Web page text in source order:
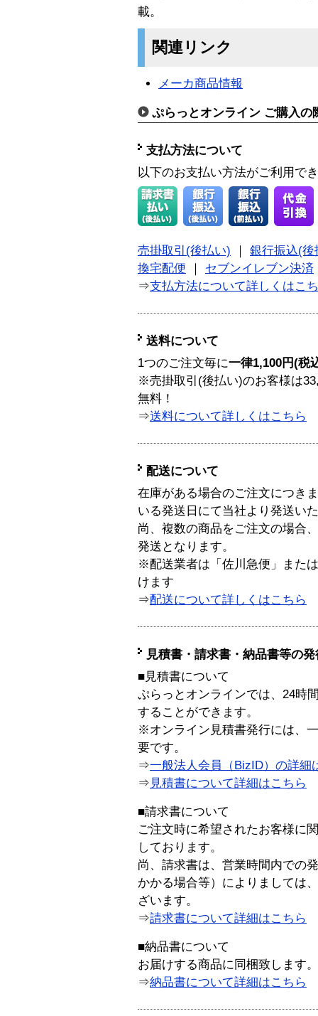
載。
関連リンク
メーカ商品情報
ぷらっとオンライン ご購入の
支払方法について
以下のお支払い方法がご利用で
売掛取引(後払い)
銀行振込(後
換宅配便
セブンイレブン決済
⇒支払方法について詳しくはこ
送料について
1つのご注文毎に一律1,100円(税
※売掛取引(後払い)のお客様は
無料！
⇒送料について詳しくはこちら
配送について
在庫がある場合のご注文につき
いる発送日にて当社より発送い
尚、複数の商品をご注文の場合
発送となります。
※配送業者は「佐川急便」また
けます
⇒配送について詳しくはこちら
見積書・請求書・納品書等の
■見積書について
ぷらっとオンラインでは、24時
することができます。
※オンライン見積書発行には、
要です。
⇒一般法人会員（BizID）の詳細
⇒ 見積書について詳細はこちら
■請求書について
ご注文時に希望されたお客様に
しております。
尚、請求書は、営業時間内での
かかる場合等）によりましては
ざいます。
⇒請求書について詳細はこちら
■納品書について
お届けする商品に同梱致します。
⇒納品書について詳細はこちら